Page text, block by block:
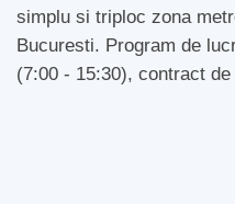
simplu si triploc zona
Bucuresti. Program de
(7:00 - 15:30), contract